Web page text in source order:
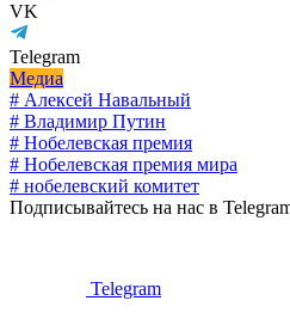
VK
Telegram
Медиа
# Алексей Навальный
# Владимир Путин
# Нобелевская премия
# Нобелевская премия мира
# нобелевский комитет
Подписывайтесь на нас в
Telegram